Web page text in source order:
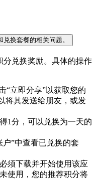
换套餐的相关问题。
分兑换奖励。具体的操作
“立即分享”以获取您的
将其发送给朋友，或发
1分，可以兑换为一天的
户”中查看已兑换的套
须下载并开始使用该应
使用，您的推荐积分将